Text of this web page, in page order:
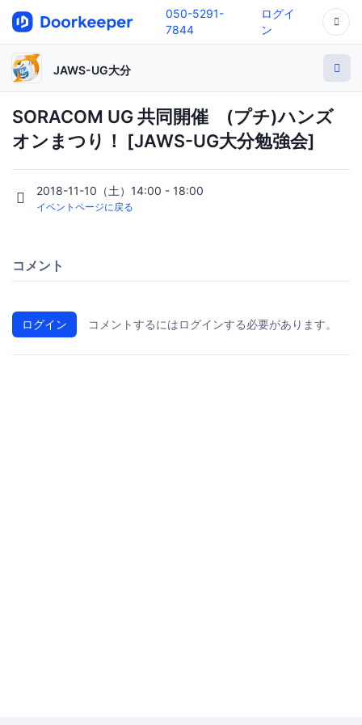
050-5291-
7844
ログイ
ン
JAWS-UG大分
SORACOM UG 共同開催 (プチ)ハンズ
オンまつり！ [JAWS-UG大分勉強会]
2018-11-10（土）14:00 - 18:00
イベントページに戻る
コメント
ログイン コメントするにはログインする必要があります。